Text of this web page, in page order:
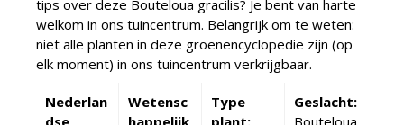
tips over deze Bouteloua gracilis? Je bent van harte
welkom in ons tuincentrum. Belangrijk om te weten:
niet alle planten in deze groenencyclopedie zijn (op
elk moment) in ons tuincentrum verkrijgbaar.
Nederlan
Wetensc
Type
Geslacht: